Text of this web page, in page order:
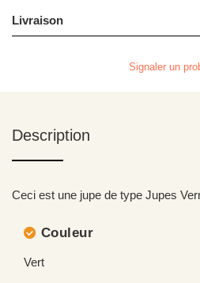
Livraison
Signaler un
Description
Ceci est une jupe de type Jupes
Couleur
Vert